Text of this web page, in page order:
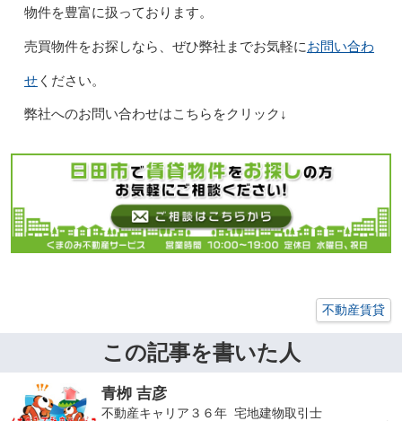
物件を豊富に扱っております。
売買物件をお探しなら、ぜひ弊社までお気軽にお問い合わ
せください。
弊社へのお問い合わせはこちらをクリック↓
不動産賃貸
この記事を書いた人
青栁 吉彦
不動産キャリア３６年 宅地建物取引士